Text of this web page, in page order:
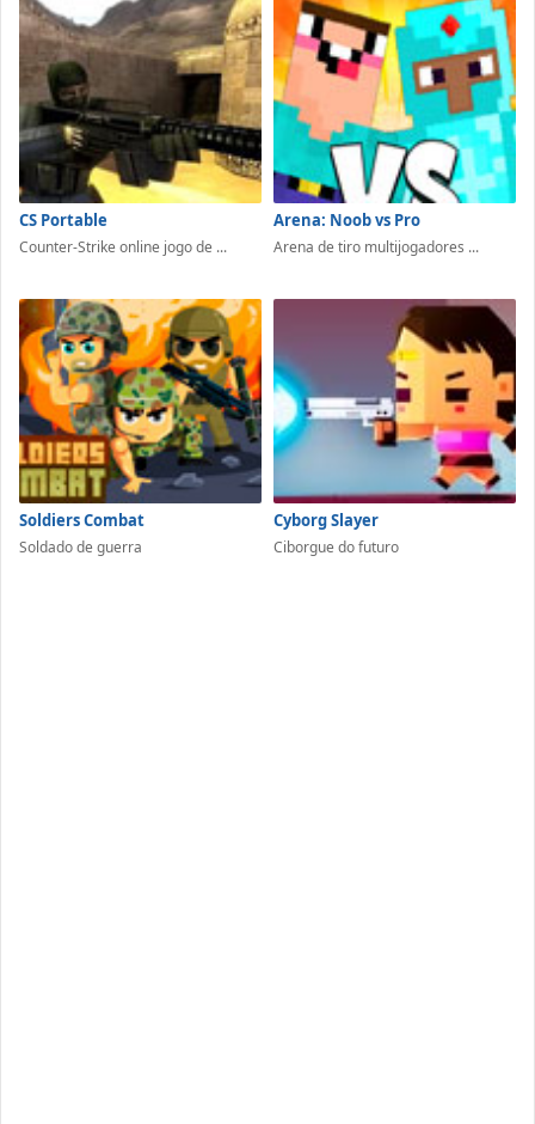
CS Portable
Counter-Strike online jogo de ...
Arena: Noob vs Pro
Arena de tiro multijogadores ...
Soldiers Combat
Soldado de guerra
Cyborg Slayer
Ciborgue do futuro